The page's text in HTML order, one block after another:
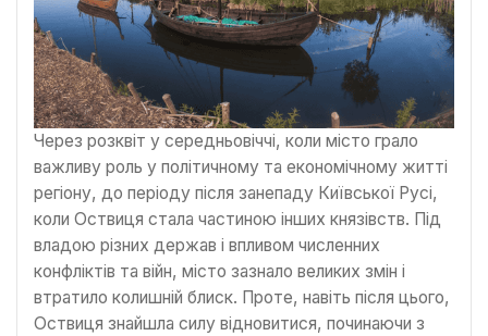
Через розквіт у середньовіччі, коли місто грало
важливу роль у політичному та економічному житті
регіону, до періоду після занепаду Київської Русі,
коли Оствиця стала частиною інших князівств. Під
владою різних держав і впливом численних
конфліктів та війн, місто зазнало великих змін і
втратило колишній блиск. Проте, навіть після цього,
Оствиця знайшла силу відновитися, починаючи з